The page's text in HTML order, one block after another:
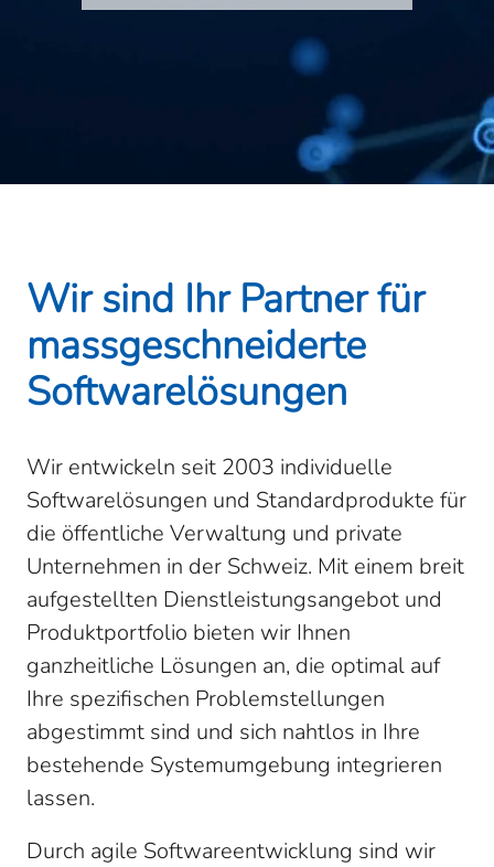
Wir sind Ihr Partner für
mass­geschneiderte
Software­lösungen
Wir entwickeln seit 2003 individuelle
Softwarelösungen und Standardprodukte für
die öffentliche Verwaltung und private
Unternehmen in der Schweiz. Mit einem breit
aufgestellten Dienstleistungsangebot und
Produktportfolio bieten wir Ihnen
ganzheitliche Lösungen an, die optimal auf
Ihre spezifischen Problemstellungen
abgestimmt sind und sich nahtlos in Ihre
bestehende Systemumgebung integrieren
lassen.
Durch agile Softwareentwicklung sind wir